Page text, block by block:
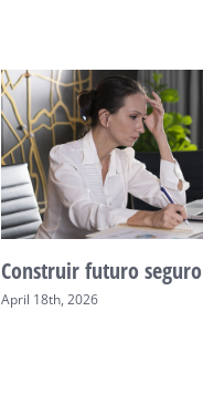
Construir futuro seguro
April 18th, 2026